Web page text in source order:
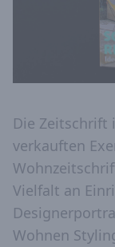
Die Zeitschrift
verkauften
Vielfalt an
Wohnen